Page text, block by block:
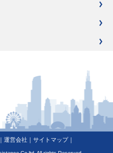
運営会社 サイトマップ｜